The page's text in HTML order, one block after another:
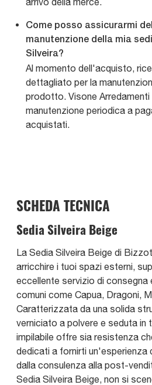
Come posso assicurarmi
manutenzione della mia
Silveira?
Al momento dell'acquisto,
dettagliato per la
prodotto. Visone
manutenzione periodica a
acquistati.
SCHEDA TECNICA
Sedia Silveira Beige
La Sedia Silveira Beige di
arricchire i tuoi spazi esterni,
eccellente servizio di consegna
comuni come Capua, Dragoni,
Caratterizzata da una solida
verniciato a polvere e seduta in
impilabile offre sia resistenza
dedicati a fornirti
dalla consulenza alla post-
Sedia Silveira Beige, non si